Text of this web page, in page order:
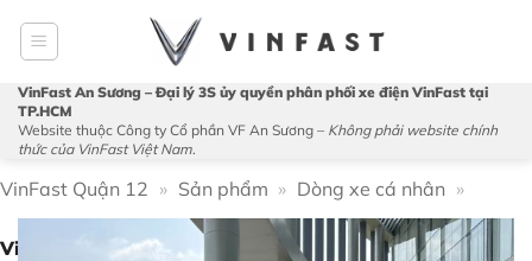
qua
dung
VinFast An Sương – Đại lý 3S ủy quyền phân phối xe điện VinFast tại
TP.HCM
Website thuộc Công ty Cổ phần VF An Sương – Không phải website chính
thức của VinFast Việt Nam.
VinFast Quận 12 » Sản phẩm » Dòng xe cá nhân »
VinFast VF3